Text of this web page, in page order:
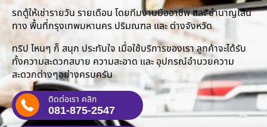
รถตู้ให้เช่ารายวัน รายเดือน โดยทีมงานมืออาชีพ และ ชำนาญเส้น
ทาง พื้นที่กรุงเทพมหานคร ปริมณฑล และ ต่างจังหวัด
ทริป ไหนๆ ก็ สนุก ประทับใจ เมื่อใช้บริการของเรา ลูกค้าจะได้รับ
ทั้งความสะดวกสบาย ความสะอาด และ อุปกรณ์อำนวยความ
สะดวกต่างๆอย่างครบครัน
ติดต่อเรา คลิก
081-875-2547